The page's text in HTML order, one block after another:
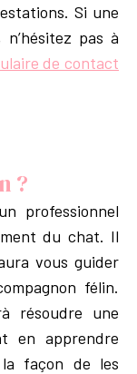
Si une
pas à
de contact
?
professionnel
du chat. Il
vous guider
félin.
résoudre une
en apprendre
façon de les